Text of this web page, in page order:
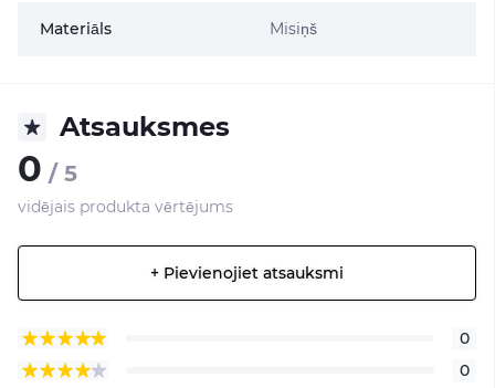
Materiāls Misiņš
Atsauksmes
0 / 5
vidējais produkta vērtējums
+ Pievienojiet atsauksmi
0
0